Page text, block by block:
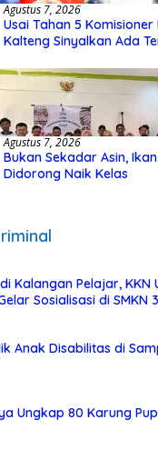
Agustus 7, 2026
Usai Tahan 5 Komisioner
Kalteng Sinyalkan Ada
Agustus 7, 2026
Bukan Sekadar Asin,
Didorong Naik Kelas
Kalangan Pelajar, KKN
Sosialisasi di SMKN
Anak Disabilitas di
Ungkap 80 Karung